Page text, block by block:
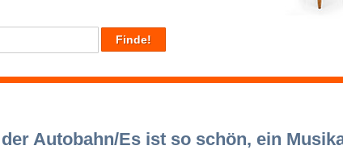
Autobahn/Es ist so schön, ein